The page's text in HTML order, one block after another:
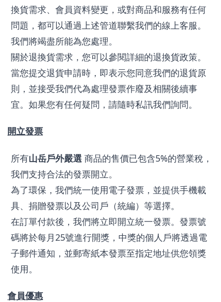
換貨需求、會員資料變更，或對商品和服務有任何
問題，都可以通過上述管道聯繫我們的線上客服。
我們將竭盡所能為您處理。
關於退換貨需求，您可以參閱詳細的退換貨政策。
當您提交退貨申請時，即表示您同意我們的退貨原
則，並接受我們代為處理發票作廢及相關後續事
宜。如果您有任何疑問，請隨時私訊我們詢問。
開立發票
所有山岳戶外嚴選 商品的售價已包含5%的營業稅，
我們支持合法的發票開立。
為了環保，我們統一使用電子發票，並提供手機載
具、捐贈發票以及公司戶（統編）等選擇。
在訂單付款後，我們將立即開立統一發票。發票號
碼將於每月25號進行開獎，中獎的個人戶將透過電
子郵件通知，並郵寄紙本發票至指定地址供您領獎
使用。
會員優惠